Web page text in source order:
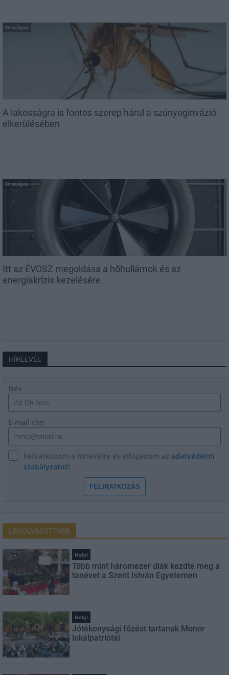
Országos
A lakosságra is fontos szerep hárul a szúnyoginvázió
elkerülésében
Országos
Itt az ÉVOSZ megoldása a hőhullámok és az
energiakrízis kezelésére
HÍRLEVÉL
Név
E-mail cím
Feliratkozom a hírlevélre és elfogadom az adatvédelmi
szabályzatot!
FELIRATKOZÁS
LEGOLVASOTTABB
Helyi
Több mint háromezer diák kezdte meg a
tanévet a Szent István Egyetemen
Helyi
Jótékonysági főzést tartanak Monor
lokálpatriótái